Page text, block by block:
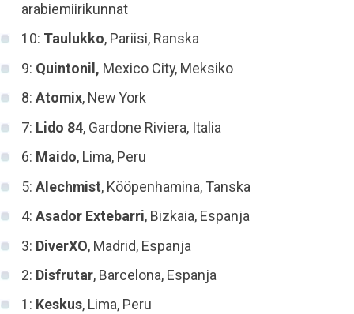
arabiemiirikunnat
10: Taulukko, Pariisi, Ranska
9: Quintonil, Mexico City, Meksiko
8: Atomix, New York
7: Lido 84, Gardone Riviera, Italia
6: Maido, Lima, Peru
5: Alechmist, Kööpenhamina, Tanska
4: Asador Extebarri, Bizkaia, Espanja
3: DiverXO, Madrid, Espanja
2: Disfrutar, Barcelona, Espanja
1: Keskus, Lima, Peru